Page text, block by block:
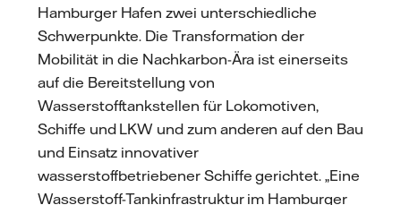
Hamburger Hafen zwei unterschiedliche
Schwerpunkte. Die Transformation der
Mobilität in die Nachkarbon-Ära ist einerseits
auf die Bereitstellung von
Wasserstofftankstellen für Lokomotiven,
Schiffe und LKW und zum anderen auf den Bau
und Einsatz innovativer
wasserstoffbetriebener Schiffe gerichtet. „Eine
Wasserstoff-Tankinfrastruktur im Hamburger